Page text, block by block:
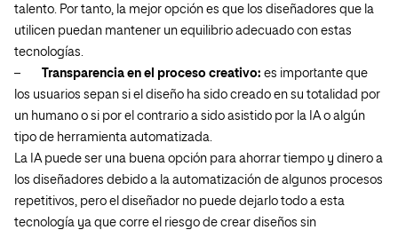
talento. Por tanto, la mejor opción es que los diseñadores que la
utilicen puedan mantener un equilibrio adecuado con estas
tecnologías.
–
Transparencia en el proceso creativo: es importante que
los usuarios sepan si el diseño ha sido creado en su totalidad por
un humano o si por el contrario a sido asistido por la IA o algún
tipo de herramienta automatizada.
La IA puede ser una buena opción para ahorrar tiempo y dinero a
los diseñadores debido a la automatización de algunos procesos
repetitivos, pero el diseñador no puede dejarlo todo a esta
tecnología ya que corre el riesgo de crear diseños sin